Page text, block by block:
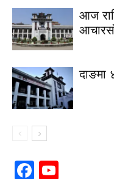
आज
दाङमा
Facebook